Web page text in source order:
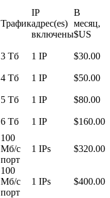
Трафик
IP
адрес(es)
включены
В
месяц,
$US
3 Тб 1 IP $30.00
4 Тб 1 IP $50.00
5 Тб 1 IP $80.00
6 Тб 1 IP $160.00
100
Мб/с
порт
1 IPs $320.00
100
Мб/с
порт
1 IPs $400.00